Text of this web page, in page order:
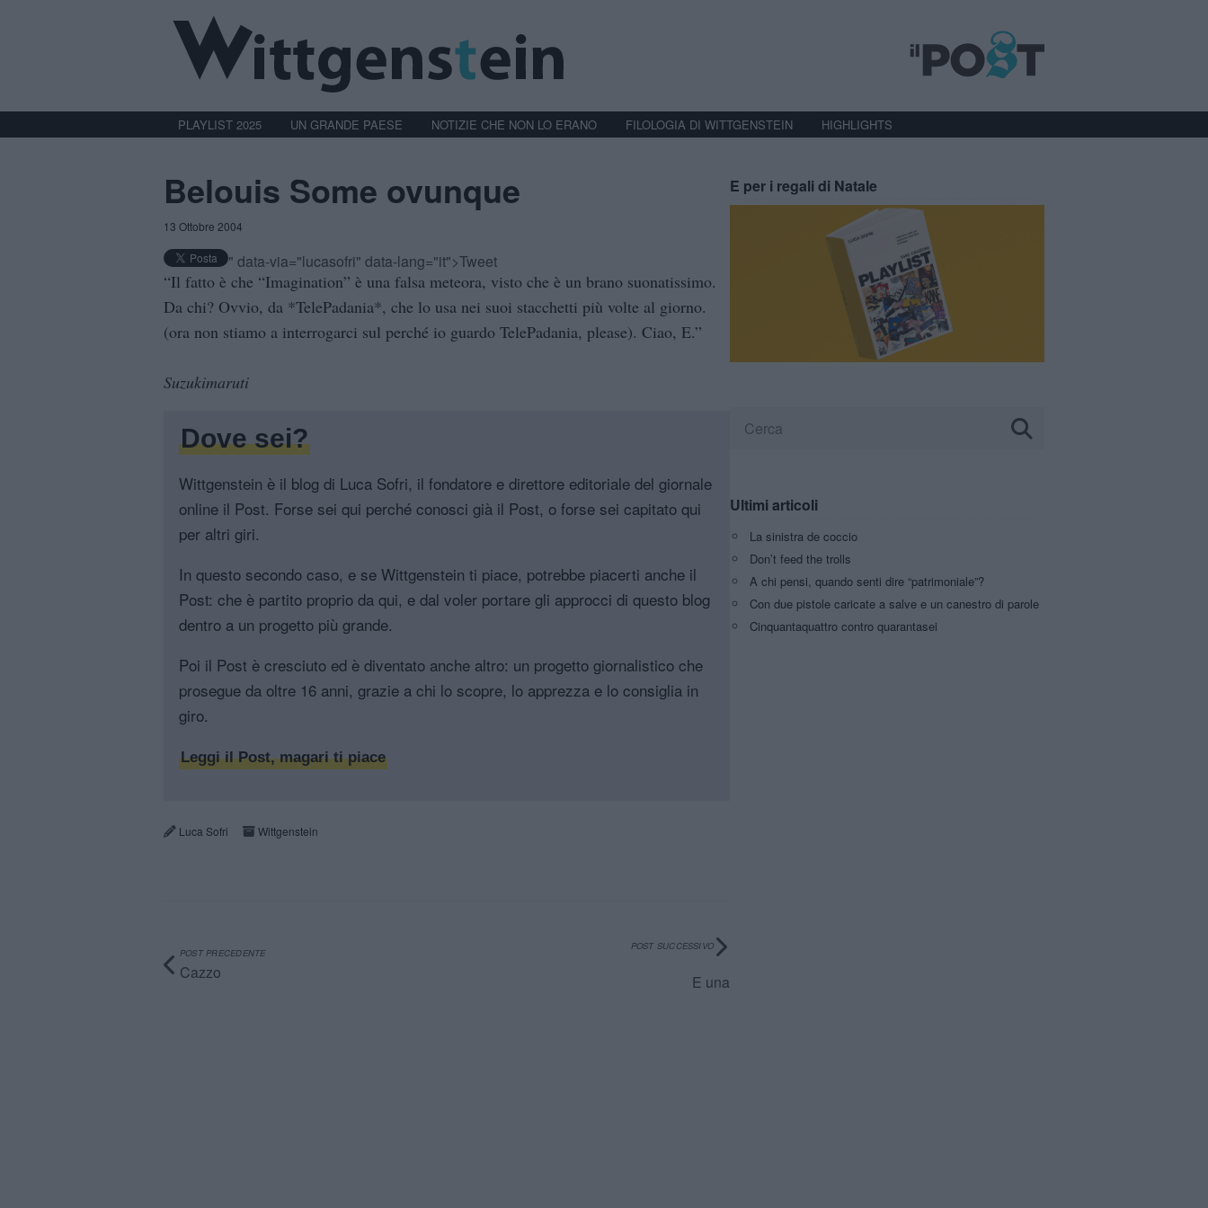
PLAYLIST 2025 UN GRANDE PAESE NOTIZIE CHE NON LO ERANO FILOLOGIA DI WITTGENSTEIN HIGHLIGHTS
Belouis Some ovunque
13 Ottobre 2004
" data-via="lucasofri" data-lang="it">Tweet
“Il fatto è che “Imagination” è una falsa meteora, visto che è un brano suonatissimo.
Da chi? Ovvio, da *TelePadania*, che lo usa nei suoi stacchetti più volte al giorno.
(ora non stiamo a interrogarci sul perché io guardo TelePadania, please). Ciao, E.”
Suzukimaruti
Dove sei?
Wittgenstein è il blog di Luca Sofri, il fondatore e direttore editoriale del giornale
online il Post. Forse sei qui perché conosci già il Post, o forse sei capitato qui
per altri giri.
In questo secondo caso, e se Wittgenstein ti piace, potrebbe piacerti anche il
Post: che è partito proprio da qui, e dal voler portare gli approcci di questo blog
dentro a un progetto più grande.
Poi il Post è cresciuto ed è diventato anche altro: un progetto giornalistico che
prosegue da oltre 16 anni, grazie a chi lo scopre, lo apprezza e lo consiglia in
giro.
Leggi il Post, magari ti piace
Luca Sofri Wittgenstein
POST PRECEDENTE
Cazzo
POST SUCCESSIVO
E una
E per i regali di Natale
Ultimi articoli
La sinistra de coccio
Don’t feed the trolls
A chi pensi, quando senti dire “patrimoniale”?
Con due pistole caricate a salve e un canestro di parole
Cinquantaquattro contro quarantasei